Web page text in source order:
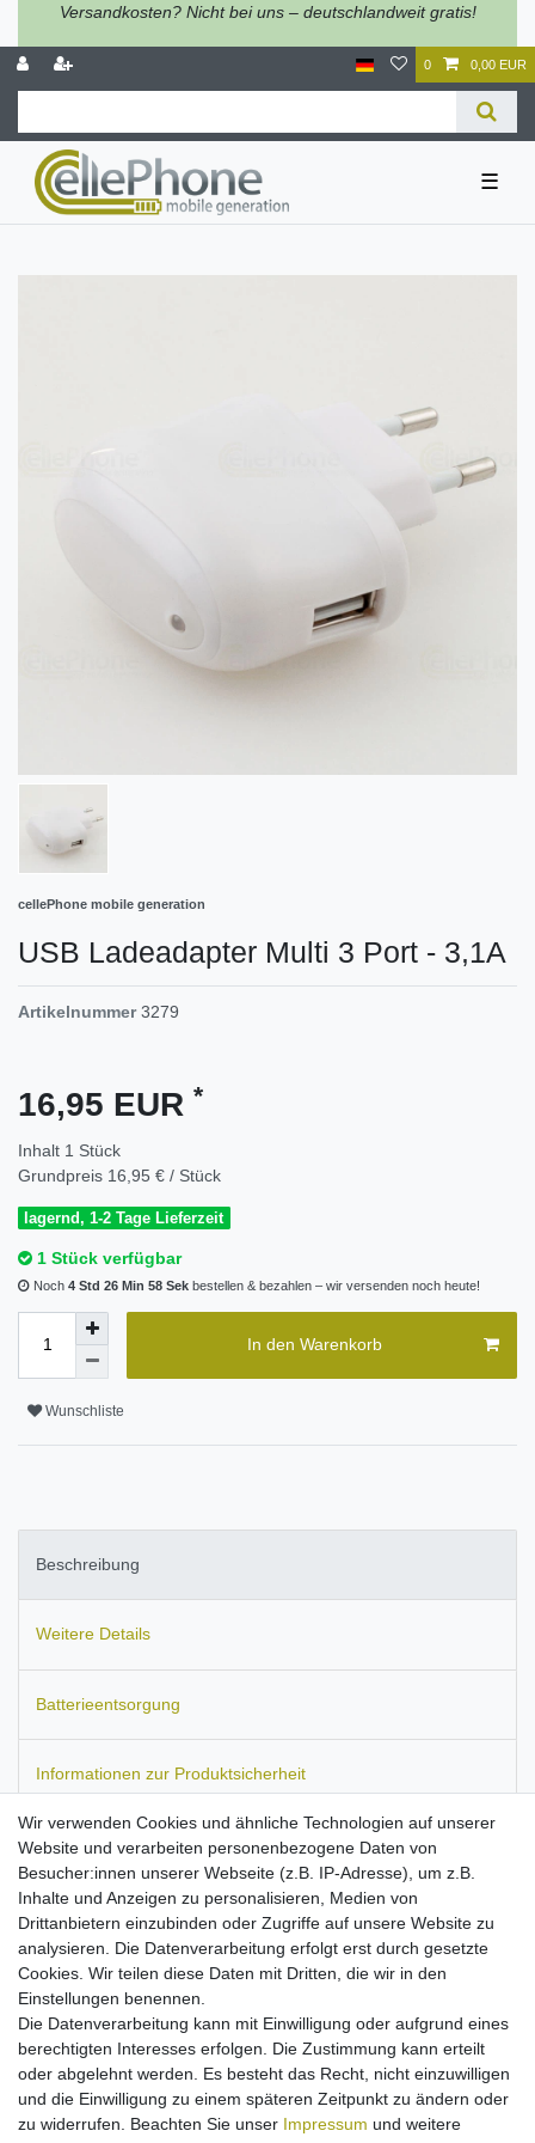
Versandkosten? Nicht bei uns – deutschlandweit gratis!
0 0,00 EUR
☰
cellePhone mobile generation
USB Ladeadapter Multi 3 Port - 3,1A
Artikelnummer 3279
16,95 EUR *
Inhalt 1 Stück
Grundpreis 16,95 € / Stück
lagernd, 1-2 Tage Lieferzeit
1 Stück verfügbar
Noch 4 Std 26 Min 57 Sek bestellen & bezahlen – wir versenden noch heute!
In den Warenkorb
Wunschliste
Beschreibung
Weitere Details
Batterieentsorgung
Informationen zur Produktsicherheit
Passend für:
- Apple iPhone / iPod / iPad
- Navigationsgeräte z.B. TomTom, Garmin
- PDA und Smartphone
- und viele weitere Geräte, die einen höheren Ladestrom
benötigen
Reise-Ladegerät mit USB-Buchse
Input: 100-250V
Ausgangsspannung: 5V
Ausgangsstrom: 2100mA
Wir verwenden Cookies und ähnliche Technologien auf unserer
Website und verarbeiten personenbezogene Daten von
Besucher:innen unserer Webseite (z.B. IP-Adresse), um z.B.
Inhalte und Anzeigen zu personalisieren, Medien von
Drittanbietern einzubinden oder Zugriffe auf unsere Website zu
analysieren. Die Datenverarbeitung erfolgt erst durch gesetzte
Cookies. Wir teilen diese Daten mit Dritten, die wir in den
Einstellungen benennen.
Die Datenverarbeitung kann mit Einwilligung oder aufgrund eines
berechtigten Interesses erfolgen. Die Zustimmung kann erteilt
oder abgelehnt werden. Es besteht das Recht, nicht einzuwilligen
und die Einwilligung zu einem späteren Zeitpunkt zu ändern oder
zu widerrufen. Beachten Sie unser Impressum und weitere